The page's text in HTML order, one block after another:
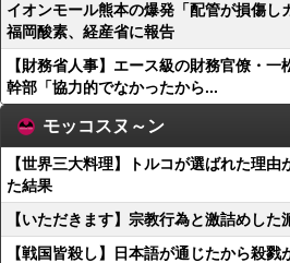
イオンモール熊本の爆発「配管が損傷し
福岡酸素、経産省に報告
【財務省人事】エース級の財務官僚・
幹部「協力的でなかったから...
モッコスヌ～ン
【世界三大料理】トルコが選ばれた理
た結果
【いただきます】宗教行為と激詰めし
【戦国皆殺し】日本語が通じたから殺